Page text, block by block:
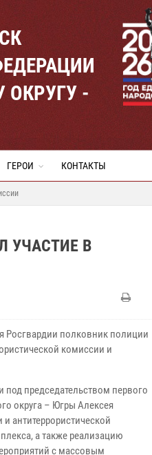
-
ГЕРОИ КОНТАКТЫ
УЧАСТИЕ В
Росгвардии полковник полиции
комиссии и
под председательством первого
округа – Югры Алексея
антитеррористической
а также реализацию
с массовым